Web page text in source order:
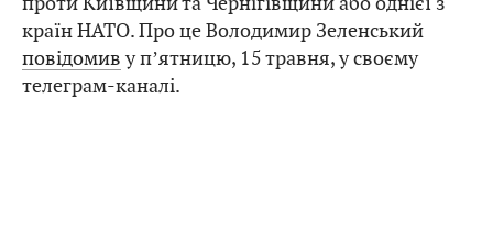
країн НАТО. Про це Володимир Зеленський
повідомив у пʼятницю, 15 травня, у своєму
телеграм-каналі.